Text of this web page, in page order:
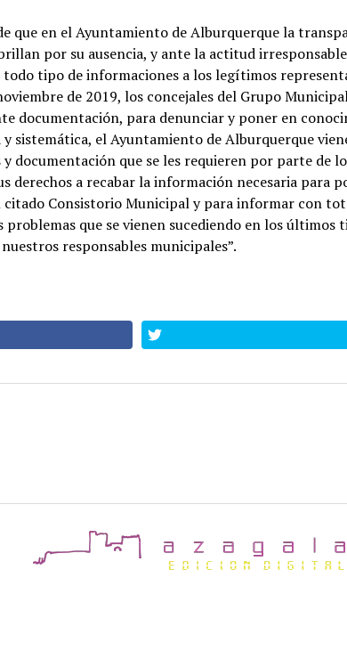
que en el Ayuntamiento de Alburquerque la
por su ausencia, y ante la actitud
todo tipo de informaciones a los legítimos
de 2019, los concejales del Grupo
documentación, para denunciar y poner en
y sistemática, el Ayuntamiento de Alburquerque
documentación que se les requieren por parte de
derechos a recabar la información necesaria para
Consistorio Municipal y para informar con
problemas que se vienen sucediendo en los últimos
responsables municipales”.